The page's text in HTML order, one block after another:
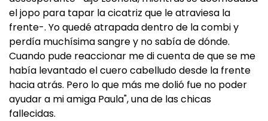
el jopo para tapar la cicatriz que le atraviesa la
frente-. Yo quedé atrapada dentro de la combi y
perdía muchísima sangre y no sabía de dónde.
Cuando pude reaccionar me di cuenta de que se me
había levantado el cuero cabelludo desde la frente
hacia atrás. Pero lo que más me dolió fue no poder
ayudar a mi amiga Paula", una de las chicas
fallecidas.